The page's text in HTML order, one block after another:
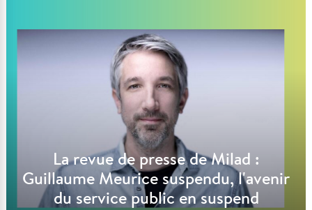
Lire l'article
La revue de presse de Milad :
Guillaume Meurice suspendu, l'avenir
du service public en suspend